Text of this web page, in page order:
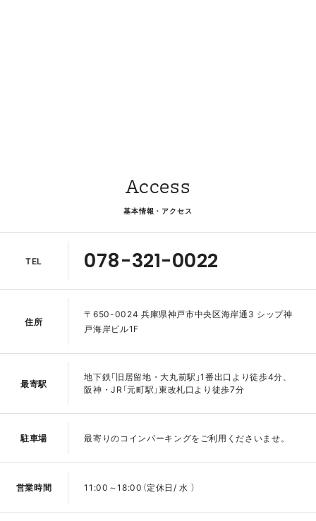
Access
基本情報・アクセス
TEL 078-321-0022
住所
〒650-0024 兵庫県神戸市中央区海岸通3 シップ神
戸海岸ビル1F
最寄駅
地下鉄「旧居留地・大丸前駅」1番出口より徒歩4分、
阪神・JR「元町駅」東改札口より徒歩7分
駐車場 最寄りのコインパーキングをご利用くださいませ。
営業時間 11:00～18:00（定休日/ 水 ）